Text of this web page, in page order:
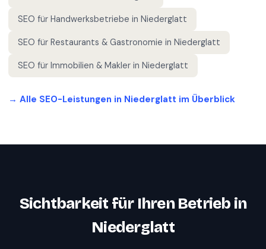
SEO für Handwerksbetriebe in Niederglatt
SEO für Restaurants & Gastronomie in Niederglatt
SEO für Immobilien & Makler in Niederglatt
→ Alle SEO-Leistungen in Niederglatt im Überblick
Sichtbarkeit für Ihren Betrieb in
Niederglatt